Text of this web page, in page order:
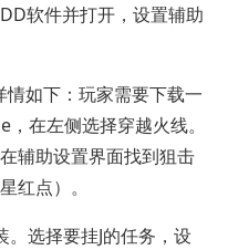
软件并打开，设置辅助
如下：玩家需要下载一
在左侧选择穿越火线。
辅助设置界面找到狙击
红点）。
选择要挂J的任务，设